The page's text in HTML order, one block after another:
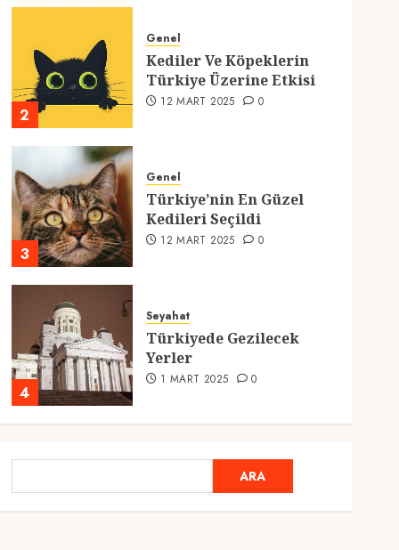
2
Genel
Kediler Ve Köpeklerin
Türkiye Üzerine Etkisi
12 MART 2025 0
3
Genel
Türkiye’nin En Güzel
Kedileri Seçildi
12 MART 2025 0
4
Seyahat
Türkiyede Gezilecek
Yerler
1 MART 2025 0
Ramazan Ayı 2025:
Manevi Atmosfer ve Özel
Hazırlıklar
ARA